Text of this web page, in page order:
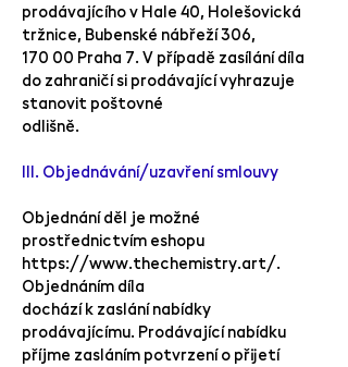
prodávajícího v Hale 40, Holešovická
tržnice, Bubenské nábřeží 306,
170 00 Praha 7. V případě zasílání díla
do zahraničí si prodávající vyhrazuje
stanovit poštovné
odlišně.
III. Objednávání/uzavření smlouvy
Objednání děl je možné
prostřednictvím eshopu
https://www.thechemistry.art/.
Objednáním díla
dochází k zaslání nabídky
prodávajícímu. Prodávající nabídku
příjme zasláním potvrzení o přijetí